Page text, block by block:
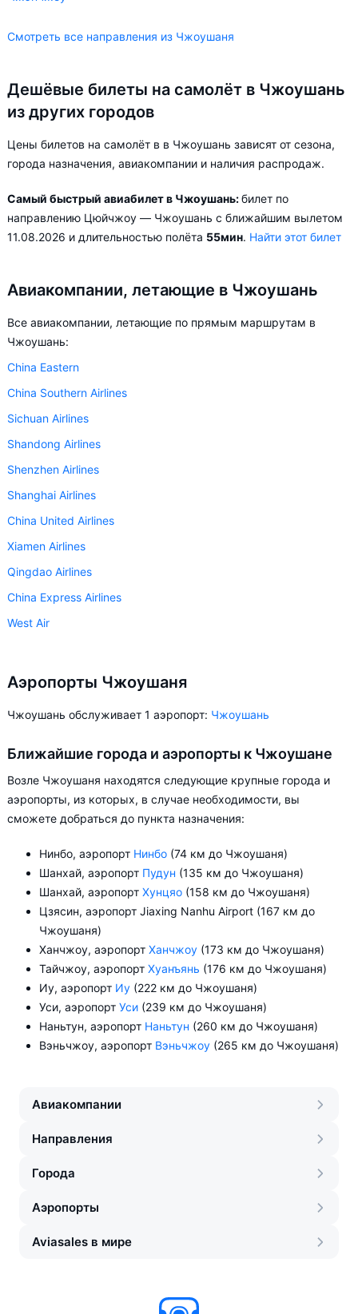
Смотреть все направления из Чжоушаня
Дешёвые билеты на самолёт в Чжоушань
из других городов
Цены билетов на самолёт в в Чжоушань зависят от сезона,
города назначения, авиакомпании и наличия распродаж.
Самый быстрый авиабилет в Чжоушань:билет по
направлению Цюйчжоу — Чжоушань с ближайшим вылетом
11.08.2026 и длительностью полёта 55мин. Найти этот билет
Авиакомпании, летающие в Чжоушань
Все авиакомпании, летающие по прямым маршрутам в
Чжоушань:
China Eastern
China Southern Airlines
Sichuan Airlines
Shandong Airlines
Shenzhen Airlines
Shanghai Airlines
China United Airlines
Xiamen Airlines
Qingdao Airlines
China Express Airlines
West Air
Donghai Airlines
Аэропорты Чжоушаня
Чжоушань обслуживает 1 аэропорт: Чжоушань
Ближайшие города и аэропорты к Чжоушане
Возле Чжоушаня находятся следующие крупные города и
аэропорты, из которых, в случае необходимости, вы
сможете добраться до пункта назначения:
Нинбо, аэропорт Нинбо (74 км до Чжоушаня)
Шанхай, аэропорт Пудун (135 км до Чжоушаня)
Шанхай, аэропорт Хунцяо (158 км до Чжоушаня)
Цзясин, аэропорт Jiaxing Nanhu Airport (167 км до
Чжоушаня)
Ханчжоу, аэропорт Ханчжоу (173 км до Чжоушаня)
Тайчжоу, аэропорт Хуанъянь (176 км до Чжоушаня)
Иу, аэропорт Иу (222 км до Чжоушаня)
Уси, аэропорт Уси (239 км до Чжоушаня)
Наньтун, аэропорт Наньтун (260 км до Чжоушаня)
Вэньчжоу, аэропорт Вэньчжоу (265 км до Чжоушаня)
Авиакомпании
Направления
Города
Аэропорты
Aviasales в мире